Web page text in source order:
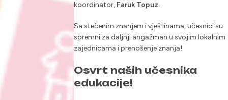
koordinator, Faruk Topuz.
Sa stečenim znanjem i vještinama, učesnici su
spremni za daljnji angažman u svojim lokalnim
zajednicama i prenošenje znanja!
Osvrt naših učesnika
edukacije!